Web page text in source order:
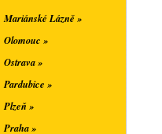
Mariánské Lázně »
Olomouc »
Ostrava »
Pardubice »
Plzeň »
Praha »